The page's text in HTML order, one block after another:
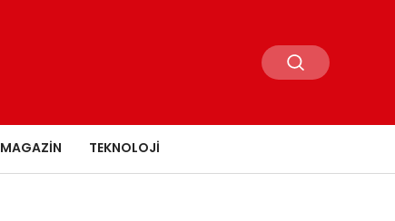
MAGAZIN TEKNOLOJI